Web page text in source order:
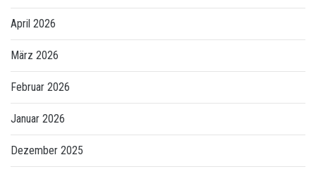
April 2026
März 2026
Februar 2026
Januar 2026
Dezember 2025